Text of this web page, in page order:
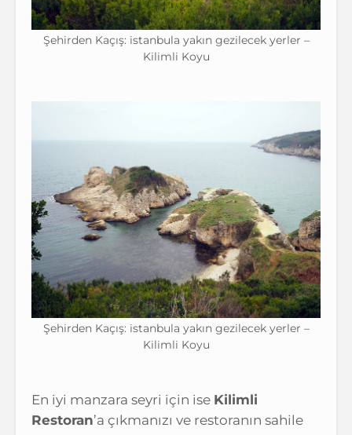
Şehirden Kaçış: istanbula yakın gezilecek yerler –
Kilimli Koyu
Şehirden Kaçış: istanbula yakın gezilecek yerler –
Kilimli Koyu
En iyi manzara seyri için ise Kilimli
Restoran’a çıkmanızı ve restoranın sahile